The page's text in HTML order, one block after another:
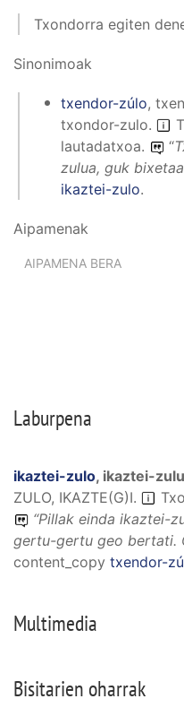
Txondorra egiten
Sinonimoak
txendor-zúlo,
txondor-zulo.
lautadatxoa.
“
zulua, guk
ikaztei-zulo.
Aipamenak
AIPAMENA BERA
Laburpena
ikaztei-zulo, ikaztei-
ZULO, IKAZTE(G)I.
“Pillak einda ikaztei-
gertu-gertu geo bertati.
content_copy txendor-
Multimedia
Bisitarien oharrak